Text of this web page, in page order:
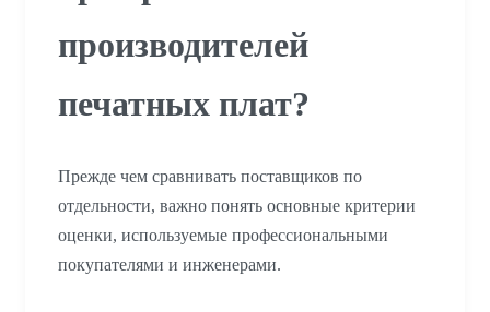
производителей
печатных плат?
Прежде чем сравнивать поставщиков по
отдельности, важно понять основные критерии
оценки, используемые профессиональными
покупателями и инженерами.